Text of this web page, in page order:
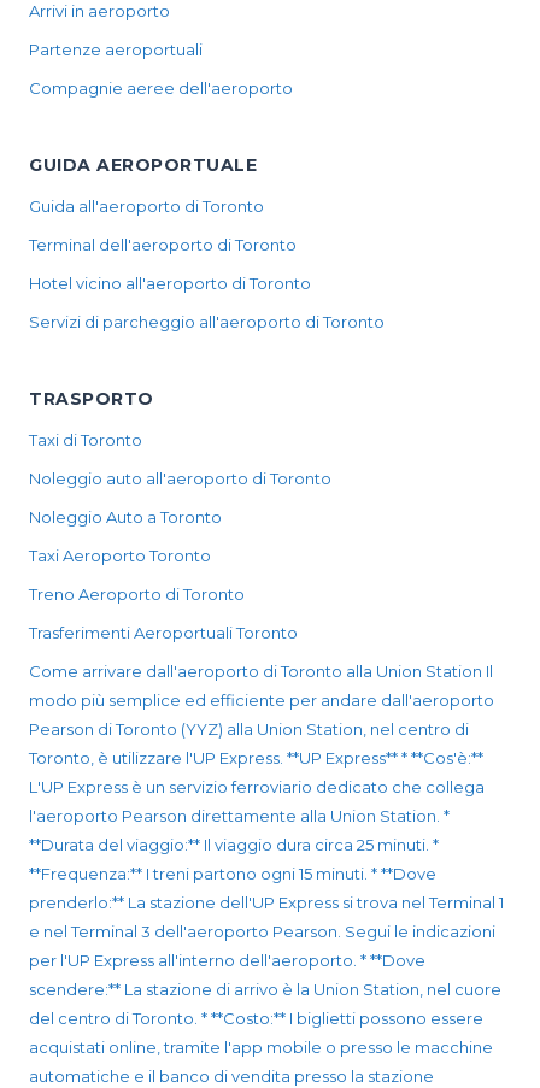
Arrivi in aeroporto
Partenze aeroportuali
Compagnie aeree dell'aeroporto
GUIDA AEROPORTUALE
Guida all'aeroporto di Toronto
Terminal dell'aeroporto di Toronto
Hotel vicino all'aeroporto di Toronto
Servizi di parcheggio all'aeroporto di Toronto
TRASPORTO
Taxi di Toronto
Noleggio auto all'aeroporto di Toronto
Noleggio Auto a Toronto
Taxi Aeroporto Toronto
Treno Aeroporto di Toronto
Trasferimenti Aeroportuali Toronto
Come arrivare dall'aeroporto di Toronto alla Union Station Il
modo più semplice ed efficiente per andare dall'aeroporto
Pearson di Toronto (YYZ) alla Union Station, nel centro di
Toronto, è utilizzare l'UP Express. **UP Express** * **Cos'è:**
L'UP Express è un servizio ferroviario dedicato che collega
l'aeroporto Pearson direttamente alla Union Station. *
**Durata del viaggio:** Il viaggio dura circa 25 minuti. *
**Frequenza:** I treni partono ogni 15 minuti. * **Dove
prenderlo:** La stazione dell'UP Express si trova nel Terminal 1
e nel Terminal 3 dell'aeroporto Pearson. Segui le indicazioni
per l'UP Express all'interno dell'aeroporto. * **Dove
scendere:** La stazione di arrivo è la Union Station, nel cuore
del centro di Toronto. * **Costo:** I biglietti possono essere
acquistati online, tramite l'app mobile o presso le macchine
automatiche e il banco di vendita presso la stazione